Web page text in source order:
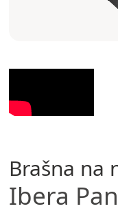
Brašna na
Ibera